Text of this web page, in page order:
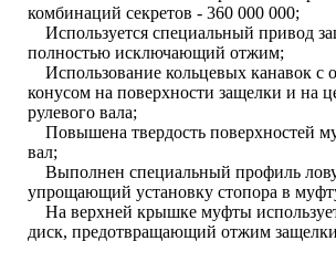
комбинаций секретов - 360 000 000;
Используется специальный привод
полностью исключающий отжим;
Использование кольцевых канавок с
конусом на поверхности защелки и на
рулевого вала;
Повышена твердость поверхностей
вал;
Выполнен специальный профиль
упрощающий установку стопора в
На верхней крышке муфты
диск, предотвращающий отжим